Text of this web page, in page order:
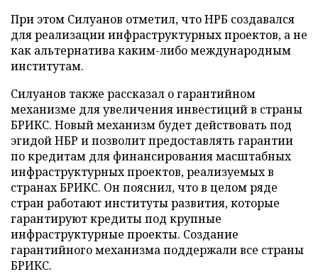
При этом Силуанов отметил, что НРБ создавался
для реализации инфраструктурных проектов, а не
как альтернатива каким-либо международным
институтам.
Силуанов также рассказал о гарантийном
механизме для увеличения инвестиций в страны
БРИКС. Новый механизм будет действовать под
эгидой НБР и позволит предоставлять гарантии
по кредитам для финансирования масштабных
инфраструктурных проектов, реализуемых в
странах БРИКС. Он пояснил, что в целом ряде
стран работают институты развития, которые
гарантируют кредиты под крупные
инфраструктурные проекты. Создание
гарантийного механизма поддержали все страны
БРИКС.